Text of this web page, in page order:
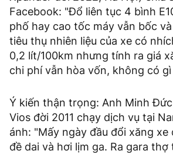
Facebook: "Đổ liên tục 4 bình
phố hay cao tốc máy vẫn bốc
tiêu thụ nhiên liệu của xe có
0,2 lít/100km nhưng tính ra giá
chi phí vẫn hòa vốn, không có
Ý kiến thận trọng: Anh Minh
Vios đời 2011 chạy dịch vụ tại
ánh: "Mấy ngày đầu đổi xăng
đề dai và hơi lịm ga. Ra gara